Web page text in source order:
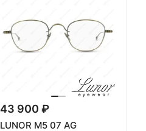
43 900 ₽
LUNOR M5 07 AG